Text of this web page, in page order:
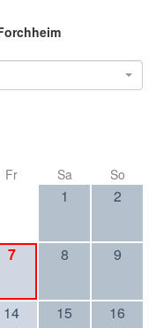
Fr Sa So
1 2
7 8 9
14 15 16